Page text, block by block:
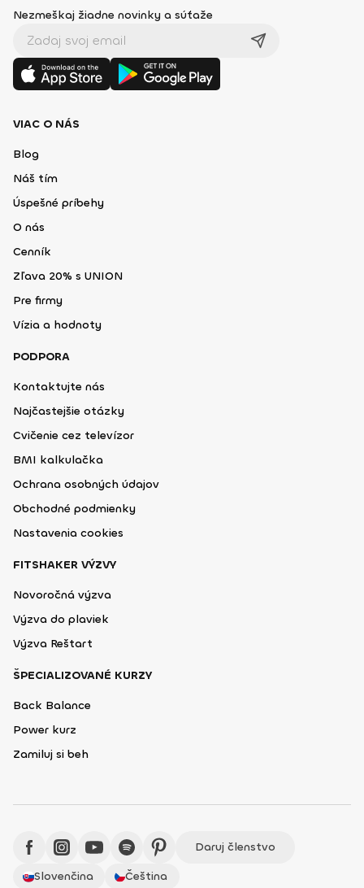
Nezmeškaj žiadne novinky a súťaže
VIAC O NÁS
Blog
Náš tím
Úspešné príbehy
O nás
Cenník
Zľava 20% s UNION
Pre firmy
Vízia a hodnoty
PODPORA
Kontaktujte nás
Najčastejšie otázky
Cvičenie cez televízor
BMI kalkulačka
Ochrana osobných údajov
Obchodné podmienky
Nastavenia cookies
FITSHAKER VÝZVY
Novoročná výzva
Výzva do plaviek
Výzva Reštart
ŠPECIALIZOVANÉ KURZY
Back Balance
Power kurz
Zamiluj si beh
Daruj členstvo
Slovenčina
Čeština